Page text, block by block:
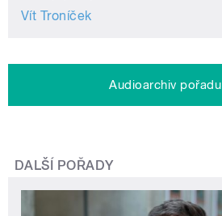
Vít Troníček
Audioarchiv pořadu
DALŠÍ POŘADY